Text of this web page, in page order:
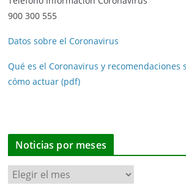
900 300 555
Datos sobre el Coronavirus
Qué es el Coronavirus y recomendaciones
cómo actuar (pdf)
Noticias por meses
N
o